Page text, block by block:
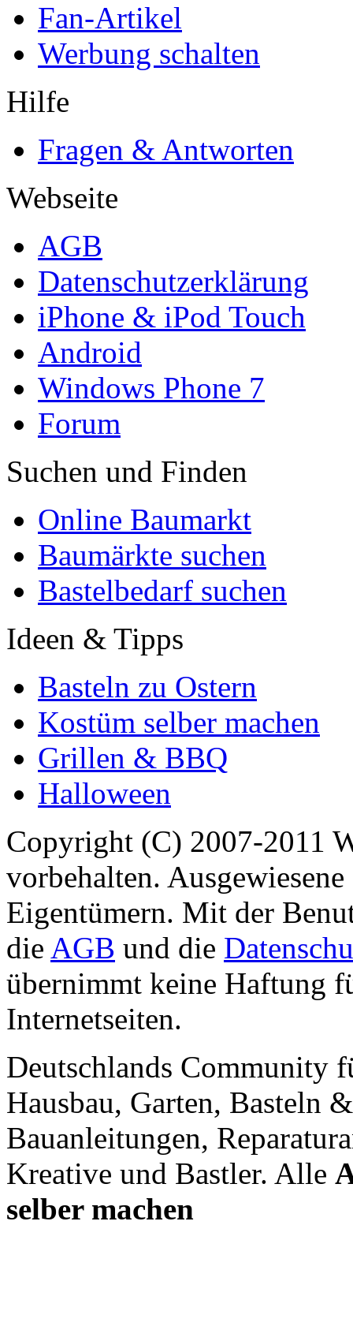
Fan-Artikel
Werbung schalten
Hilfe
Fragen & Antworten
Webseite
AGB
Datenschutzerklärung
iPhone & iPod Touch
Android
Windows Phone 7
Forum
Suchen und Finden
Online Baumarkt
Baumärkte suchen
Bastelbedarf suchen
Ideen & Tipps
Basteln zu Ostern
Kostüm selber machen
Grillen & BBQ
Halloween
Copyright (C) 2007-2011
vorbehalten.
Eigentümern. Mit der
die AGB und die
übernimmt keine Haftung
Internetseiten.
Deutschlands Community
Hausbau, Garten, Basteln
Bauanleitungen,
Kreative und Bastler. Alle
selber machen